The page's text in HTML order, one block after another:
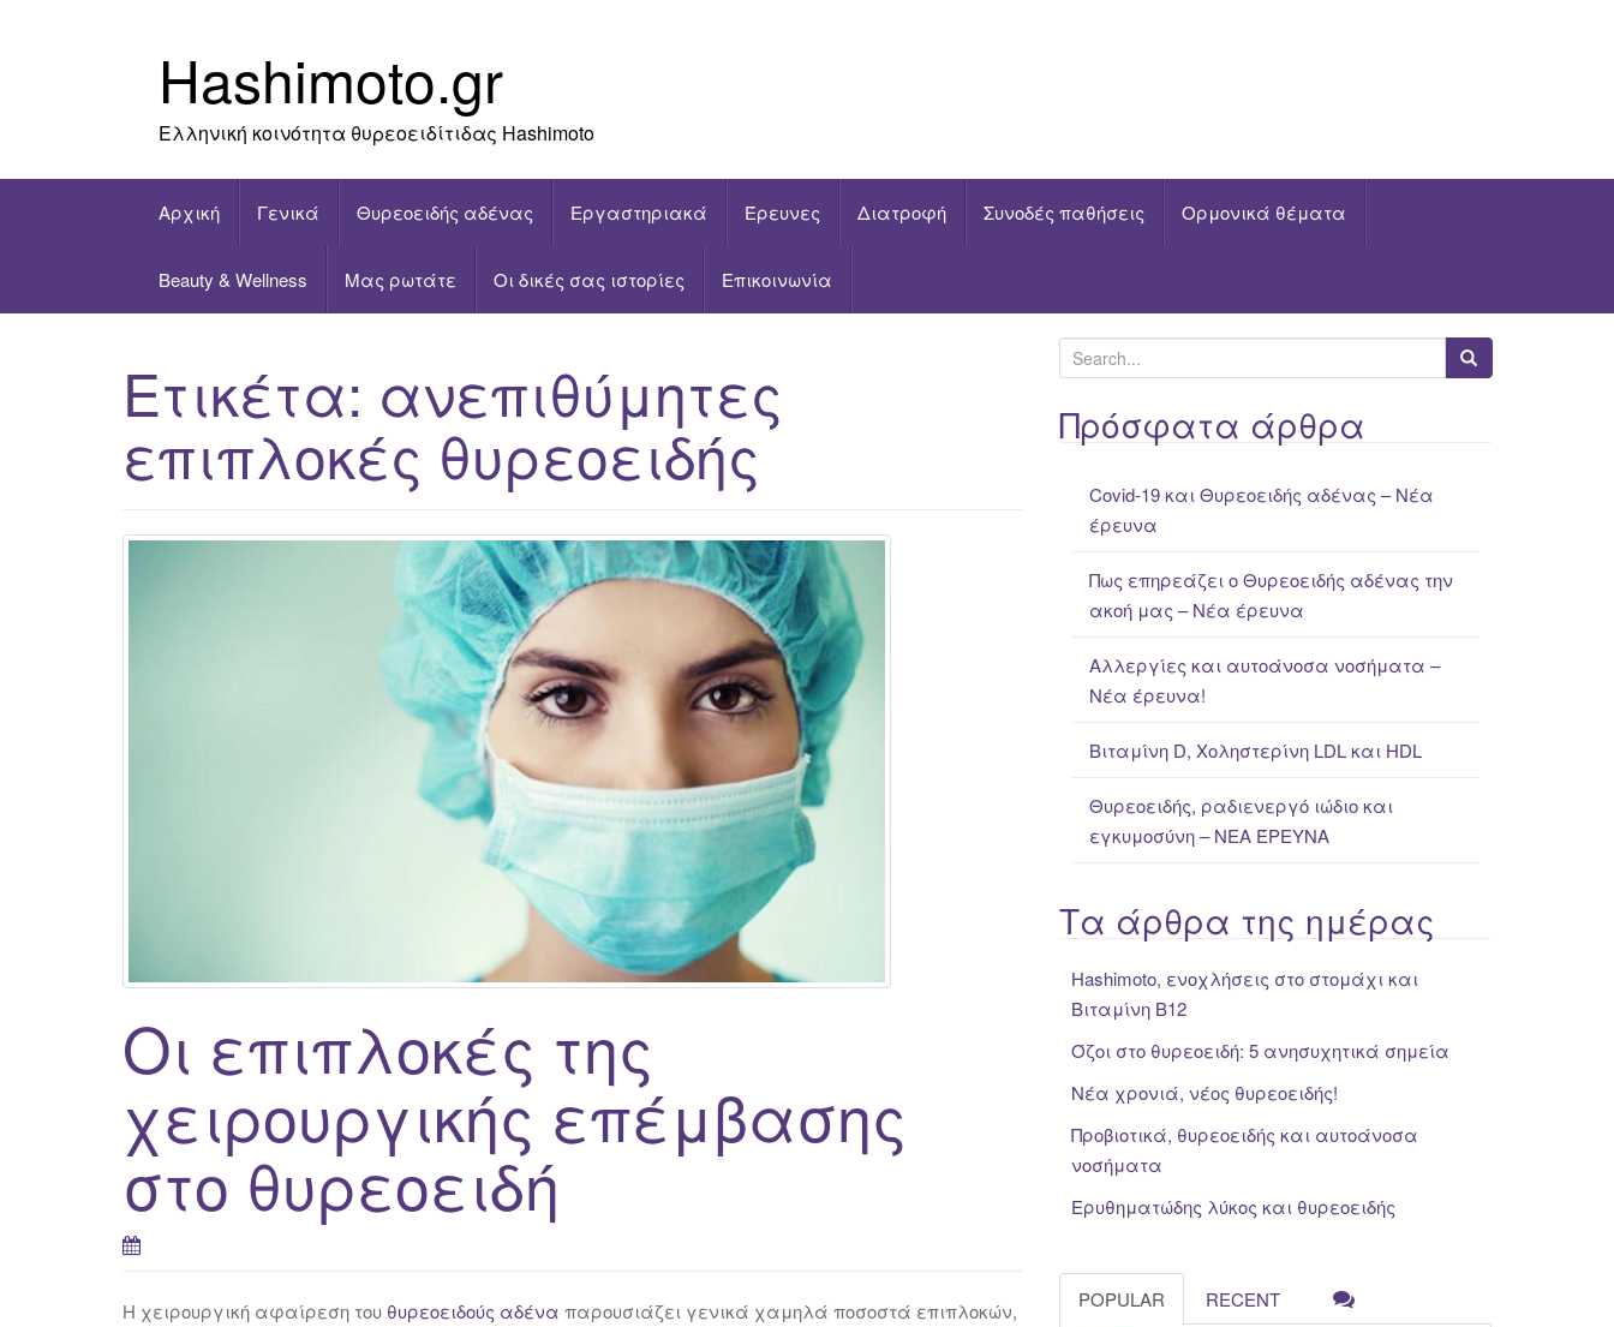
Hashimoto.gr
Ελληνική κοινότητα θυρεοειδίτιδας Hashimoto
Αρχική Γενικά Θυρεοειδής αδένας Εργαστηριακά Έρευνες Διατροφή Συνοδές παθήσεις Ορμονικά θέματα
Beauty & Wellness Μας ρωτάτε Οι δικές σας ιστορίες Επικοινωνία
Ετικέτα: ανεπιθύμητες
επιπλοκές θυρεοειδής
Οι επιπλοκές της
χειρουργικής επέμβασης
στο θυρεοειδή
Η χειρουργική αφαίρεση του θυρεοειδούς αδένα παρουσιάζει γενικά χαμηλά ποσοστά επιπλοκών,
e
a
rΠρόσφατα άρθρα
Covid-19 και Θυρεοειδής αδένας – Νέα
έρευνα
Πως επηρεάζει ο Θυρεοειδής αδένας την
ακοή μας – Νέα έρευνα
Αλλεργίες και αυτοάνοσα νοσήματα –
Νέα έρευνα!
Βιταμίνη D, Χοληστερίνη LDL και HDL
Θυρεοειδής, ραδιενεργό ιώδιο και
εγκυμοσύνη – ΝΕΑ ΈΡΕΥΝΑ
Τα άρθρα της ημέρας
Hashimoto, ενοχλήσεις στο στομάχι και
Βιταμίνη Β12
Όζοι στο θυρεοειδή: 5 ανησυχητικά σημεία
Νέα χρονιά, νέος θυρεοειδής!
Προβιοτικά, θυρεοειδής και αυτοάνοσα
νοσήματα
Ερυθηματώδης λύκος και θυρεοειδής
POPULAR RECENT